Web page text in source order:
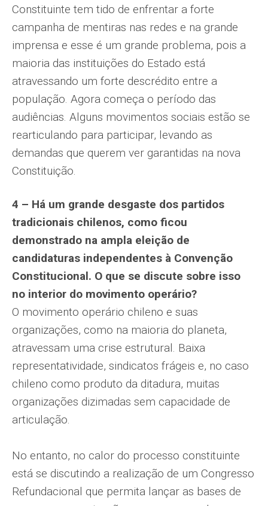
Constituinte tem tido de enfrentar a forte
campanha de mentiras nas redes e na grande
imprensa e esse é um grande problema, pois a
maioria das instituições do Estado está
atravessando um forte descrédito entre a
população. Agora começa o período das
audiências. Alguns movimentos sociais estão se
rearticulando para participar, levando as
demandas que querem ver garantidas na nova
Constituição.
4 – Há um grande desgaste dos partidos
tradicionais chilenos, como ficou
demonstrado na ampla eleição de
candidaturas independentes à Convenção
Constitucional. O que se discute sobre isso
no interior do movimento operário?
O movimento operário chileno e suas
organizações, como na maioria do planeta,
atravessam uma crise estrutural. Baixa
representatividade, sindicatos frágeis e, no caso
chileno como produto da ditadura, muitas
organizações dizimadas sem capacidade de
articulação.
No entanto, no calor do processo constituinte
está se discutindo a realização de um Congresso
Refundacional que permita lançar as bases de